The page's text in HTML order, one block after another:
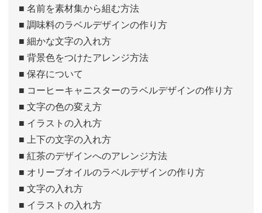
■ 名前を素材集から組む方法
■ 調味料のラベルデザインの作り方
■ 細かな文字の入れ方
■ 背景色をつけたアレンジ方法
■ 保存について
■ コーヒーキャニスターのラベルデザインの作り方
■ 文字の色の変え方
■ イラストの入れ方
■ 上下の文字の入れ方
■ 紅茶のデザインへのアレンジ方法
■ オリーブオイルのラベルデザインの作り方
■ 文字の入れ方
■ イラストの入れ方